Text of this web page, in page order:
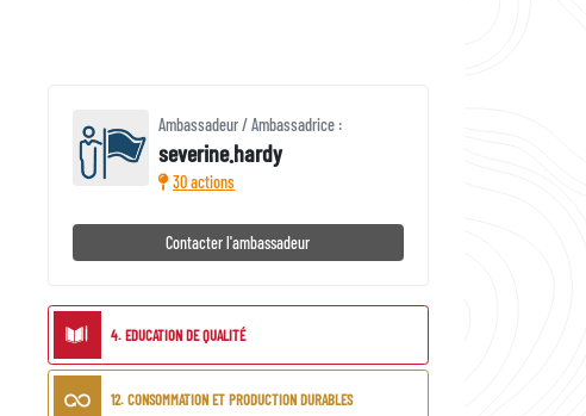
Ambassadeur / Ambassadrice :
severine.hardy
30 actions
Contacter l'ambassadeur
ODD
liés
4. EDUCATION DE QUALITÉ
12. CONSOMMATION ET PRODUCTION DURABLES